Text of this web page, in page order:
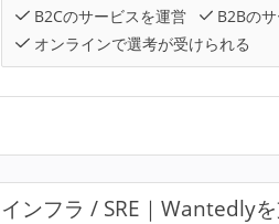
B2Cのサービスを運営
B2Bの
オンラインで選考が受けられる
インフラ / SRE｜Wantedly